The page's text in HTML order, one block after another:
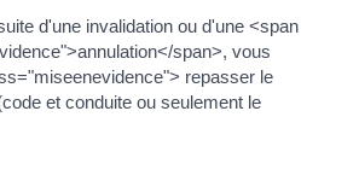
d'une invalidation ou d'une <span
span>, vous
repasser le
et conduite ou seulement le